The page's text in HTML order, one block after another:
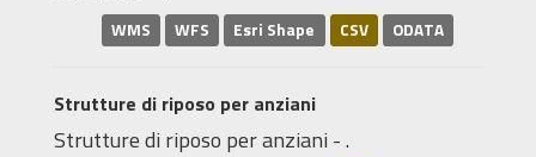
WMS WFS Esri Shape CSV ODATA
Strutture di riposo per anziani
Strutture di riposo per anziani - .